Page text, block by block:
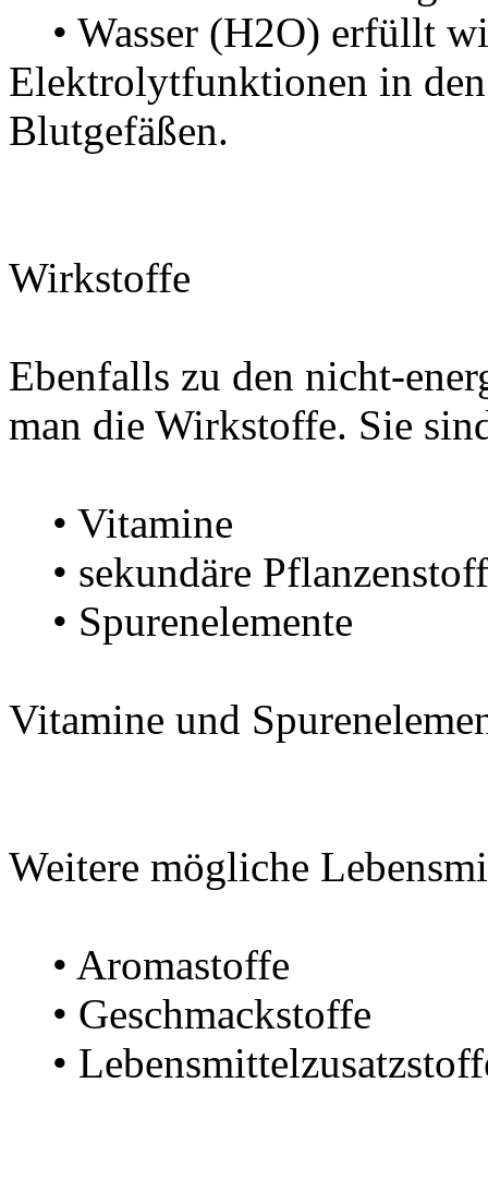
• Wasser (H2O) erfüllt
Elektrolytfunktionen
Blutgefäßen.
Wirkstoffe
Ebenfalls zu den nicht-
man die Wirkstoffe. Sie
• Vitamine
• sekundäre
• Spurenelemente
Vitamine und
Weitere mögliche
• Aromastoffe
• Geschmackstoffe
•